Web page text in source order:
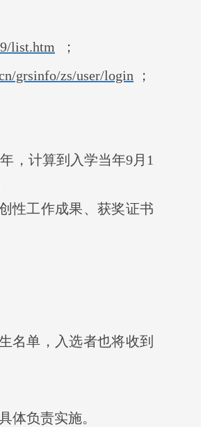
list.htm
；
grsinfo/zs/user/login
；
年，计算到入学当年9月 1
性工作成果、获奖证书
名单，入选者也将收到
体负责实施。